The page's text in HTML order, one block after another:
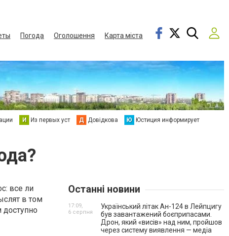
Погода Оголошення
Карта міста
И Из первых уст Д Довідкова Ю Юстиция информирует
все ли
в том
доступно
Останні новини
Український літак Ан-124 в Лейпцигу
був завантажений боєприпасами.
Дрон, який «висів» над ним, пройшов
через систему виявлення — медіа
17:09,
6 серпня